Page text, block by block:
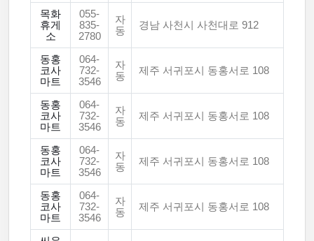
목화
휴게
소
055-
835-
2780
자
동
경남 사천시 사천대로 912
동홍
코사
마트
064-
732-
3546
자
동
제주 서귀포시 동홍서로 108
동홍
코사
마트
064-
732-
3546
자
동
제주 서귀포시 동홍서로 108
동홍
코사
마트
064-
732-
3546
자
동
제주 서귀포시 동홍서로 108
동홍
코사
마트
064-
732-
3546
자
동
제주 서귀포시 동홍서로 108